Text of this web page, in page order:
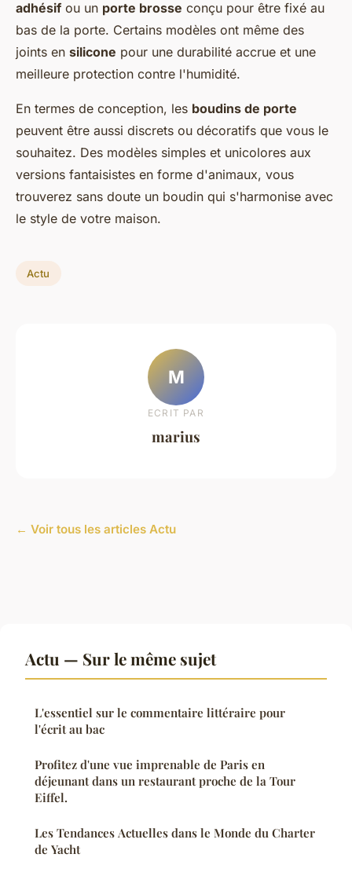
adhésif ou un porte brosse conçu pour être fixé au
bas de la porte. Certains modèles ont même des
joints en silicone pour une durabilité accrue et une
meilleure protection contre l'humidité.
En termes de conception, les boudins de porte
peuvent être aussi discrets ou décoratifs que vous le
souhaitez. Des modèles simples et unicolores aux
versions fantaisistes en forme d'animaux, vous
trouverez sans doute un boudin qui s'harmonise avec
le style de votre maison.
Actu
M
ECRIT PAR
marius
← Voir tous les articles Actu
Actu — Sur le même sujet
L'essentiel sur le commentaire littéraire pour
l'écrit au bac
Profitez d'une vue imprenable de Paris en
déjeunant dans un restaurant proche de la Tour
Eiffel.
Les Tendances Actuelles dans le Monde du Charter
de Yacht